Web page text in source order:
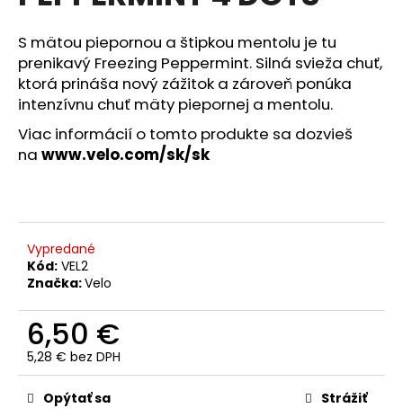
hviezdičiek.
S mätou piepornou a štipkou mentolu je tu
prenikavý Freezing Peppermint. Silná svieža chuť,
ktorá prináša nový zážitok a zároveň ponúka
intenzívnu chuť mäty piepornej a mentolu.
Viac informácií o tomto produkte sa dozvieš
na www.velo.com/sk/sk
Vypredané
Kód: VEL2
Značka:Velo
6,50 €
5,28 € bez DPH
Jednotková
cena:Opýtať sa Strážiť
j
s
ť
?
O
d
p
o
ú
č